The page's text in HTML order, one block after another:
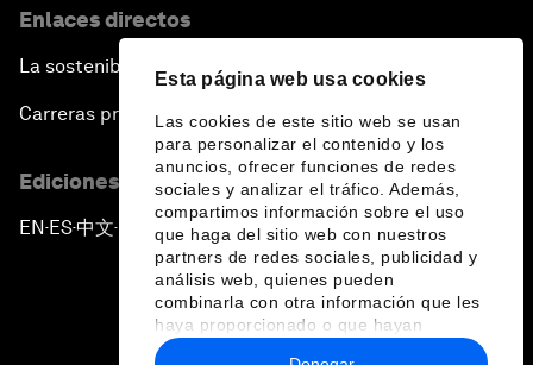
Esta página web usa cookies
Las cookies de este sitio web se usan
para personalizar el contenido y los
anuncios, ofrecer funciones de redes
sociales y analizar el tráfico. Además,
compartimos información sobre el uso
que haga del sitio web con nuestros
partners de redes sociales, publicidad y
análisis web, quienes pueden
combinarla con otra información que les
haya proporcionado o que hayan
recopilado a partir del uso que haya
Enlaces directos
La sostenibilidad en el Foro
Carreras profesionales
Ediciones en otros idiomas
EN ▪ ES▪中文▪ 日本語